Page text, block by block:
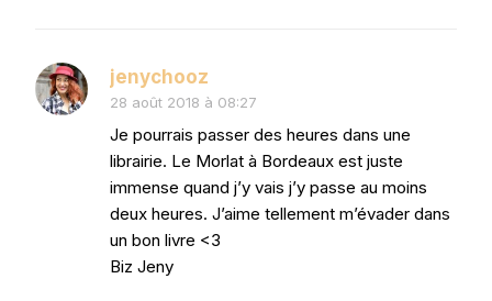
jenychooz
28 août 2018 à 08:27
Je pourrais passer des heures dans une
librairie. Le Morlat à Bordeaux est juste
immense quand j’y vais j’y passe au moins
deux heures. J’aime tellement m’évader dans
un bon livre <3
Biz Jeny